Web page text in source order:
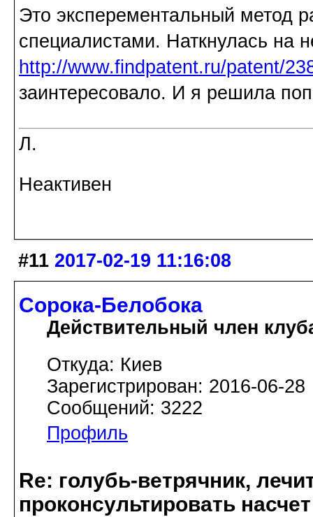
Это эксперементальный метод
специалистами. Наткнулась на
http://www.findpatent.ru/patent/
заинтересовало. И я решила
Л.
Неактивен
#11 2017-02-19 11:16:08
Сорока-Белобока
Действительный член
Откуда: Киев
Зарегистрирован: 2016-06-28
Сообщений: 3222
Профиль
Re: голубь-ветрячник,
проконсультировать